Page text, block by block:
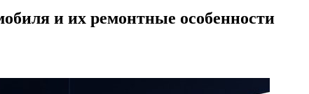
и их ремонтные особенности